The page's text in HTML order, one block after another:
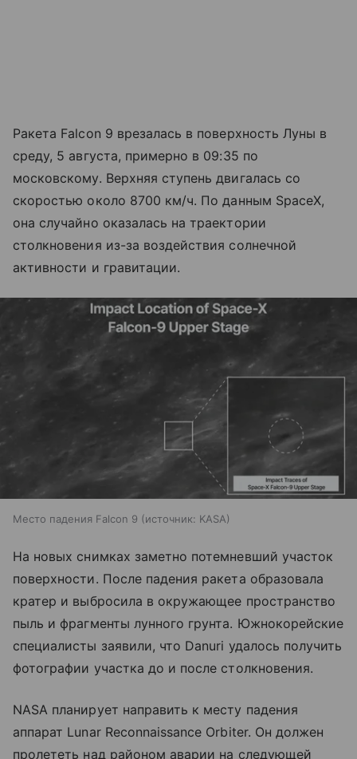
Ракета Falcon 9 врезалась в поверхность Луны в
среду, 5 августа, примерно в 09:35 по
московскому. Верхняя ступень двигалась со
скоростью около 8700 км/ч. По данным SpaceX,
она случайно оказалась на траектории
столкновения из-за воздействия солнечной
активности и гравитации.
Место падения Falcon 9 источник: KASA
На новых снимках заметно потемневший участок
поверхности. После падения ракета образовала
кратер и выбросила в окружающее пространство
пыль и фрагменты лунного грунта. Южнокорейские
специалисты заявили, что Danuri удалось получить
фотографии участка до и после столкновения.
NASA планирует направить к месту падения
аппарат Lunar Reconnaissance Orbiter. Он должен
пролететь над районом аварии на следующей